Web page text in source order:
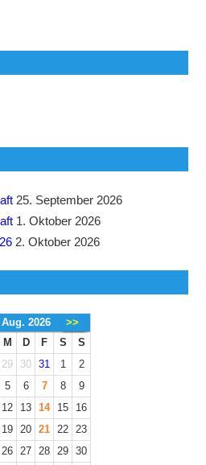
25. September 2026
1. Oktober 2026
2. Oktober 2026
Aug. 2026
>>
M D F S
S
29 30 31 1
2
5 6 7 8
9
12 13 14 15
16
19 20 21 22
23
26 27 28 29 30